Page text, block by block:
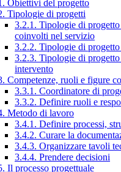
Obiettivi del progetto
Tipologie di progetti
3.2.1. Tipologie di
coinvolti nel servizio
3.2.2. Tipologie di
3.2.3. Tipologie di
intervento
Competenze, ruoli e figure
3.3.1. Coordinatore di
3.3.2. Definire ruoli e
Metodo di lavoro
3.4.1. Definire processi,
3.4.2. Curare la
3.4.3. Organizzare tavoli
3.4.4. Prendere decisioni
Il processo progettuale